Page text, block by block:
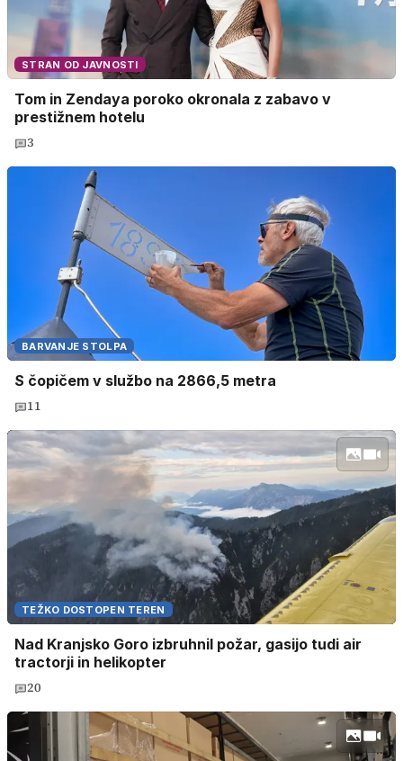
STRAN OD JAVNOSTI
Tom in Zendaya poroko okronala z zabavo v
prestižnem hotelu
3
BARVANJE STOLPA
S čopičem v službo na 2866,5 metra
11
TEŽKO DOSTOPEN TEREN
Nad Kranjsko Goro izbruhnil požar, gasijo tudi air
tractorji in helikopter
20